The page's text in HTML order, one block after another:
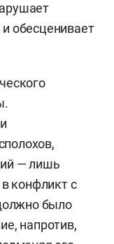
обесценивает
— лишь
конфликт с
было
напротив,